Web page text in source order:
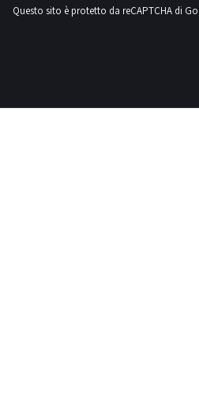
Questo sito è protetto da reCAPTCHA di